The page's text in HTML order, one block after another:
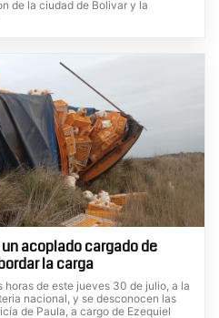
de la ciudad de Bolivar y la
acoplado cargado de
la carga
horas de este jueves 30 de julio, a la
nacional, y se desconocen las
de Paula, a cargo de Ezequiel